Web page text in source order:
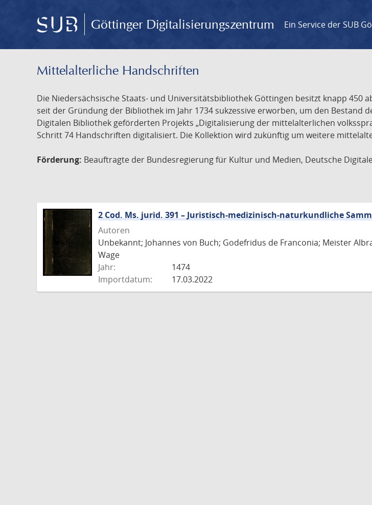
Göttinger Digitalisierungszentrum Ein Service der SUB
Mittelalterliche Handschriften
Die Niedersächsische Staats- und Universitätsbibliothek Göttingen besitzt knapp
seit der Gründung der Bibliothek im Jahr 1734 sukzessive erworben, um den Bestand
Digitalen Bibliothek geförderten Projekts „Digitalisierung der mittelalterlichen
Schritt 74 Handschriften digitalisiert. Die Kollektion wird zukünftig um weitere
Förderung: Beauftragte der Bundesregierung für Kultur und Medien, Deutsche
2 Cod. Ms. jurid. 391 – Juristisch-medizinisch-naturkundliche
Autoren
Unbekannt; Johannes von Buch; Godefridus de Franconia; Meister
Wage
Jahr:
1474
Importdatum:
17.03.2022